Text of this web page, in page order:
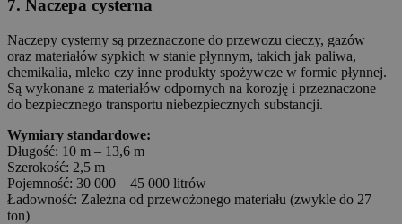
7. Naczepa cysterna
Naczepy cysterny są przeznaczone do przewozu cieczy, gazów
oraz materiałów sypkich w stanie płynnym, takich jak paliwa,
chemikalia, mleko czy inne produkty spożywcze w formie płynnej.
Są wykonane z materiałów odpornych na korozję i przeznaczone
do bezpiecznego transportu niebezpiecznych substancji.
Wymiary standardowe:
Długość: 10 m – 13,6 m
Szerokość: 2,5 m
Pojemność: 30 000 – 45 000 litrów
Ładowność: Zależna od przewożonego materiału (zwykle do 27
ton)